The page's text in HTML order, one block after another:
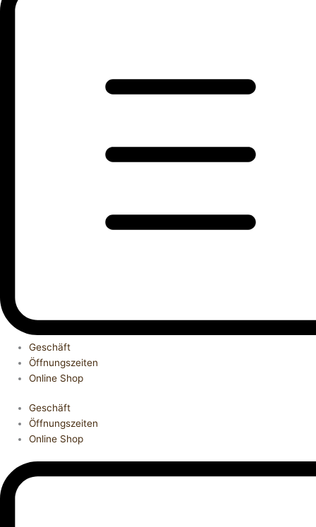
Geschäft
Öffnungszeiten
Online Shop
Geschäft
Öffnungszeiten
Online Shop